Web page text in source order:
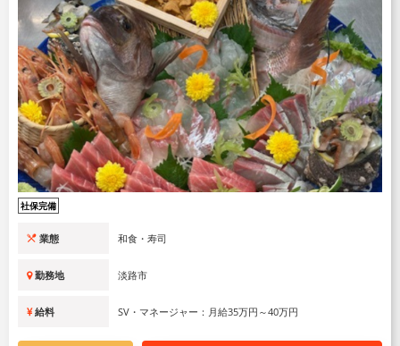
社保完備
業態 和食・寿司
勤務地 淡路市
給料 SV・マネージャー：月給35万円～40万円